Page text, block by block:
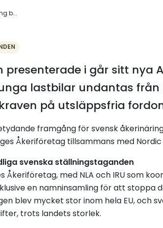
b...
presenterade i går sitt nya
lastbilar undantas från
på utsläppsfria
framgång för svensk
Åkeriföretag tillsammans med Nordic
svenska ställningstaganden
Åkeriföretag, med NLA och IRU som
en namninsamling för att stoppa
blev mycket stor inom hela EU, och
trots landets storlek.